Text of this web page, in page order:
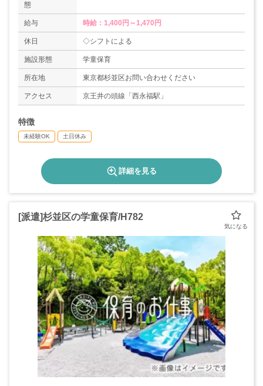
態
給与 時給：1,400円～1,470円
休日 ◇シフトによる
施設形態 学童保育
所在地 東京都杉並区お問い合わせください
アクセス 京王井の頭線「西永福駅」
特徴
未経験OK 土日休み
詳細を見る
[派遣]杉並区の学童保育/H782